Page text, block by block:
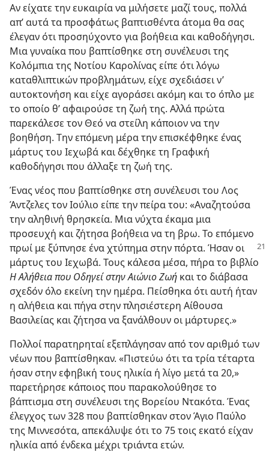
Αν είχατε την ευκαιρία να μιλήσετε μαζί τους, πολλά
απ’ αυτά τα προσφάτως βαπτισθέντα άτομα θα σας
έλεγαν ότι προσηύχοντο για βοήθεια και καθοδήγησι.
Μια γυναίκα που βαπτίσθηκε στη συνέλευσι της
Κολόμπια της Νοτίου Καρολίνας είπε ότι λόγω
καταθλιπτικών προβλημάτων, είχε σχεδιάσει ν’
αυτοκτονήση και είχε αγοράσει ακόμη και το όπλο με
το οποίο θ’ αφαιρούσε τη ζωή της. Αλλά πρώτα
παρεκάλεσε τον Θεό να στείλη κάποιον να την
βοηθήση. Την επόμενη μέρα την επισκέφθηκε ένας
μάρτυς του Ιεχωβά και δέχθηκε τη Γραφική
καθοδήγησι που άλλαξε τη ζωή της.
Ένας νέος που βαπτίσθηκε στη συνέλευσι του Λος
Άντζελες τον Ιούλιο είπε την πείρα του: «Αναζητούσα
την αληθινή θρησκεία. Μια νύχτα έκαμα μια
προσευχή και ζήτησα βοήθεια να τη βρω. Το επόμενο
πρωί με ξύπνησε έναχτύπημα στην πόρτα. Ήσαν οι
μάρτυς του Ιεχωβά. Τους κάλεσα μέσα, πήρα το βιβλίο
Η Αλήθεια που Οδηγεί στην Αιώνιο Ζωή και το διάβασα
σχεδόν όλο εκείνη την ημέρα. Πείσθηκα ότι αυτή ήταν
η αλήθεια και πήγα στην πλησιέστερη Αίθουσα
Βασιλείας και ζήτησα να ξανάλθουν οι μάρτυρες.»
Πολλοί παρατηρηταί εξεπλάγησαν από τον αριθμό των
νέων που βαπτίσθηκαν. «Πιστεύω ότι τα τρία τέταρτα
ήσαν στην εφηβική τους ηλικία ή λίγο μετά τα 20,»
παρετήρησε κάποιος που παρακολούθησε το
βάπτισμα στη συνέλευσι της Βορείου Ντακότα. Ένας
έλεγχος των 328 που βαπτίσθηκαν στον Άγιο Παύλο
της Μιννεσότα, απεκάλυψε ότι το 75 τοις εκατό είχαν
ηλικία από ένδεκα μέχρι τριάντα ετών.